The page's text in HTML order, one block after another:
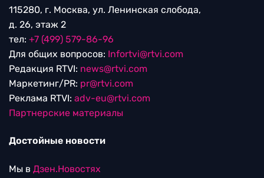
115280, г. Москва, ул. Ленинская слобода,
д. 26, этаж 2
тел: +7 (499) 579-86-96
Для общих вопросов: Infortvi@rtvi.com
Редакция RTVI: news@rtvi.com
Маркетинг/PR: pr@rtvi.com
Реклама RTVI: adv-eu@rtvi.com
Партнерские материалы
Достойные новости
Мы в Дзен.Новостях